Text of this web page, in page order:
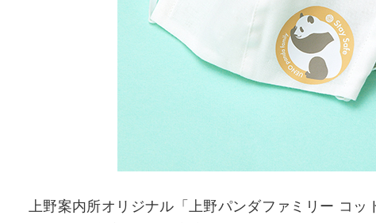
上野案内所オリジナル「上野パンダファミリー コッ